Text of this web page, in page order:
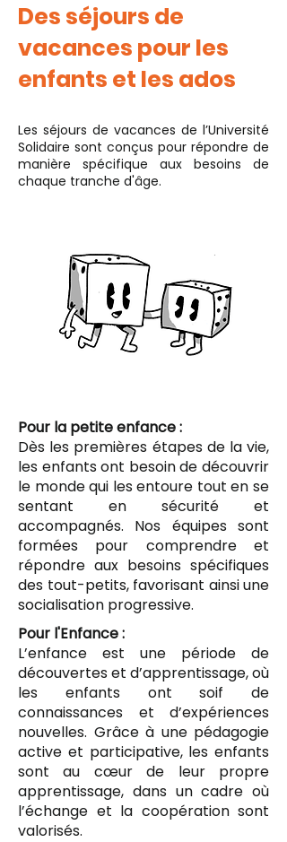
Des séjours de
vacances pour les
enfants et les ados
Les séjours de vacances de l’Université
Solidaire sont conçus pour répondre de
manière spécifique aux besoins de
chaque tranche d'âge.
Pour la petite enfance :
Dès les premières étapes de la vie,
les enfants ont besoin de découvrir
le monde qui les entoure tout en se
sentant en sécurité et
accompagnés. Nos équipes sont
formées pour comprendre et
répondre aux besoins spécifiques
des tout-petits, favorisant ainsi une
socialisation progressive.
Pour l'Enfance :
L’enfance est une période de
découvertes et d’apprentissage, où
les enfants ont soif de
connaissances et d’expériences
nouvelles. Grâce à une pédagogie
active et participative, les enfants
sont au cœur de leur propre
apprentissage, dans un cadre où
l’échange et la coopération sont
valorisés.